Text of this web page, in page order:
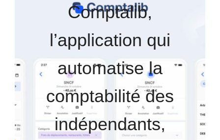
Comptalib,
l’application qui
automatise la
comptabilité des
indépendants,